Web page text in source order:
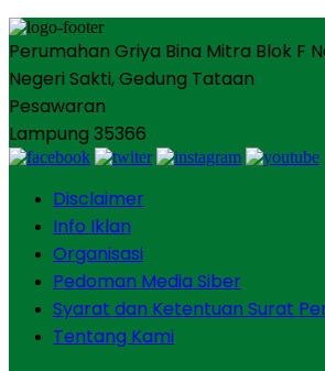
Perumahan Griya Bina Mitra Blok F
Negeri Sakti, Gedung Tataan
Pesawaran
Lampung 35366
Disclaimer
Info Iklan
Organisasi
Pedoman Media Siber
Syarat dan Ketentuan Surat
Tentang Kami